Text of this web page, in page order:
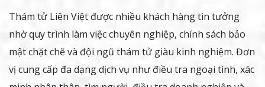
Thám tử Liên Việt được nhiều khách hàng tin tưởng
nhờ quy trình làm việc chuyên nghiệp, chính sách bảo
mật chặt chẽ và đội ngũ thám tử giàu kinh nghiệm. Đơn
vị cung cấp đa dạng dịch vụ như điều tra ngoại tình, xác